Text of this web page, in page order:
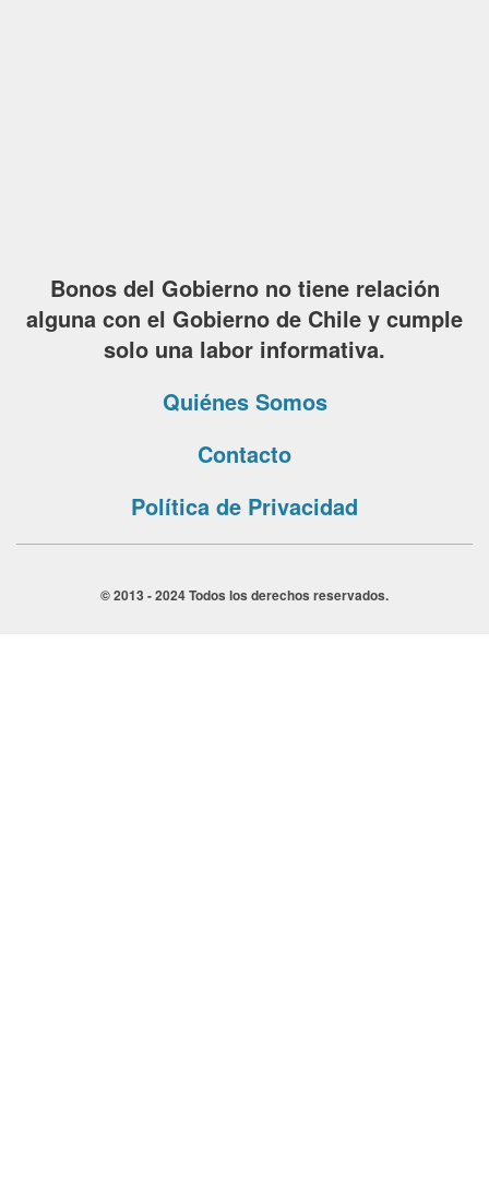
Bonos del Gobierno no tiene relación
alguna con el Gobierno de Chile y cumple
solo una labor informativa.
Quiénes Somos
Contacto
Política de Privacidad
© 2013 - 2024 Todos los derechos reservados.